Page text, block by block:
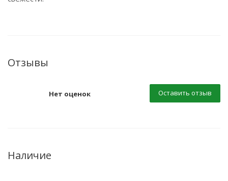
Отзывы
Нет оценок Оставить отзыв
Наличие